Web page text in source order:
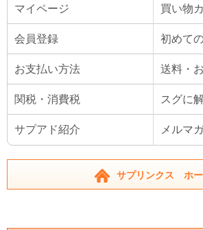
マイページ 買い物
会員登録 初めて
お支払い方法 送料・
関税・消費税 スグに
サプアド紹介 メルマ
サプリンクス ホ